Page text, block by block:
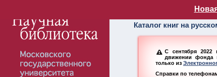
Алфавитный
Каталог книг на
С сентября 2022
движении фонда
только из
Справки по